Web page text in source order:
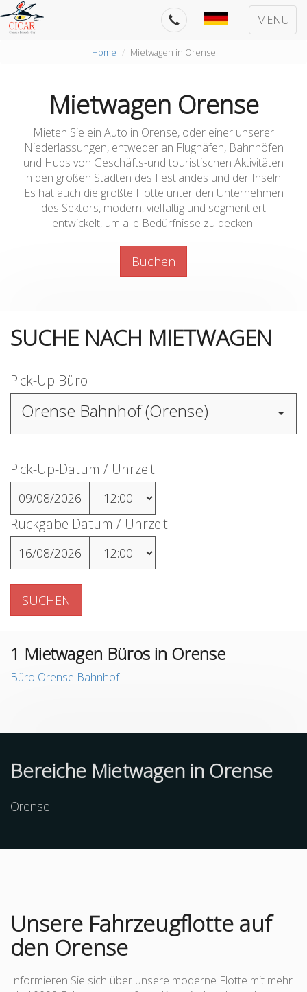
MENÜ
Home Mietwagen in Orense
Mietwagen Orense
Mieten Sie ein Auto in Orense, oder einer unserer
Niederlassungen, entweder an Flughäfen, Bahnhöfen
und Hubs von Geschäfts-und touristischen Aktivitäten
in den großen Städten des Festlandes und der Inseln.
Es hat auch die größte Flotte unter den Unternehmen
des Sektors, modern, vielfältig und segmentiert
entwickelt, um alle Bedürfnisse zu decken.
Buchen
SUCHE NACH MIETWAGEN
Pick-Up Büro
Orense Bahnhof (Orense)
Pick-Up-Datum / Uhrzeit
09/08/2026
Rückgabe Datum / Uhrzeit
16/08/2026
SUCHEN
1 Mietwagen Büros in Orense
Büro Orense Bahnhof
Bereiche Mietwagen in Orense
Orense
Unsere Fahrzeugflotte auf
den Orense
Informieren Sie sich über unsere moderne Flotte mit mehr